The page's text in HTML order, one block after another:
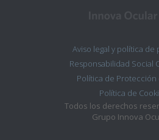
Aviso legal y política de
Responsabilidad Social
Política de Protección
Política de
Todos los derechos
Grupo Innova